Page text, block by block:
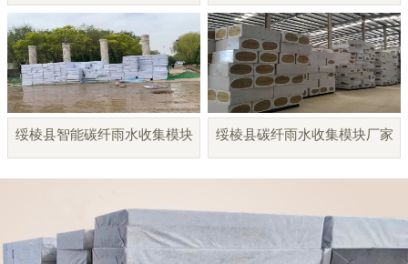
绥棱县智能碳纤雨水收集模块 绥棱县碳纤雨水收集模块厂家